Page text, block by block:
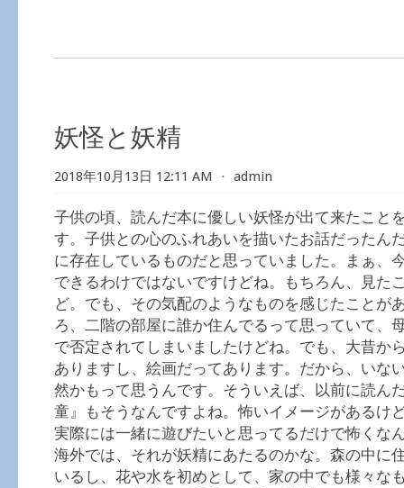
妖怪と妖精
2018年10月13日 12:11 AM ⋅ admin
子供の頃、読んだ本に優しい妖怪が出て来たこと
す。子供との心のふれあいを描いたお話だったん
に存在しているものだと思っていました。まぁ、
できるわけではないですけどね。もちろん、見た
ど。でも、その気配のようなものを感じたことが
ろ、二階の部屋に誰か住んでるって思っていて、
で否定されてしまいましたけどね。でも、大昔か
ありますし、絵画だってあります。だから、いな
然かもって思うんです。そういえば、以前に読ん
童』もそうなんですよね。怖いイメージがあるけ
実際には一緒に遊びたいと思ってるだけで怖くな
海外では、それが妖精にあたるのかな。森の中に
いるし、花や水を初めとして、家の中でも様々な